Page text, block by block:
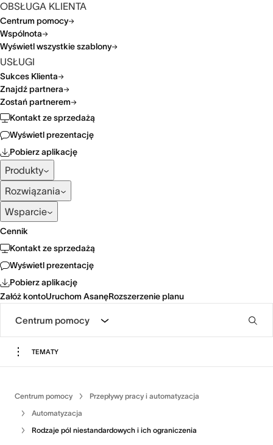
OBSŁUGA KLIENTA
Centrum pomocy
Wspólnota
Wyświetl wszystkie szablony
USŁUGI
Sukces Klienta
Znajdź partnera
Zostań partnerem
Kontakt ze sprzedażą
Wyświetl prezentację
Pobierz aplikację
Produkty
Rozwiązania
Wsparcie
Cennik
Kontakt ze sprzedażą
Wyświetl prezentację
Pobierz aplikację
Załóż kontoUruchom AsanęRozszerzenie planu
Centrum pomocy
TEMATY
Centrum pomocy Przepływy pracy i automatyzacja
Automatyzacja
Rodzaje pól niestandardowych i ich ograniczenia